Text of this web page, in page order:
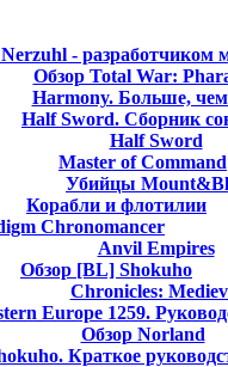
- разработчиком
Обзор Total War:
Harmony. Больше,
Half Sword. Сборник
Half Sword
Master of Command
Убийцы
Корабли и флотилии
Chronomancer
Anvil Empires
Обзор [BL] Shokuho
Chronicles:
Europe 1259.
Обзор Norland
Краткое